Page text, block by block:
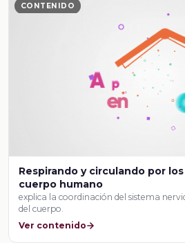
CONTENIDO
Respirando y circulando por
cuerpo humano
explica la coordinación del sistema
del cuerpo.
Ver contenido